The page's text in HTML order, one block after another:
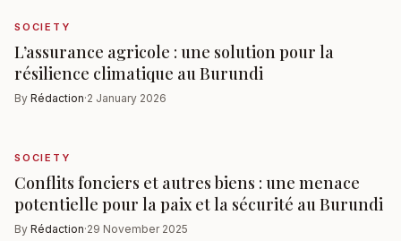
SOCIETY
L’assurance agricole : une solution pour la
résilience climatique au Burundi
By Rédaction·2 January 2026
SOCIETY
Conflits fonciers et autres biens : une menace
potentielle pour la paix et la sécurité au Burundi
By Rédaction·29 November 2025